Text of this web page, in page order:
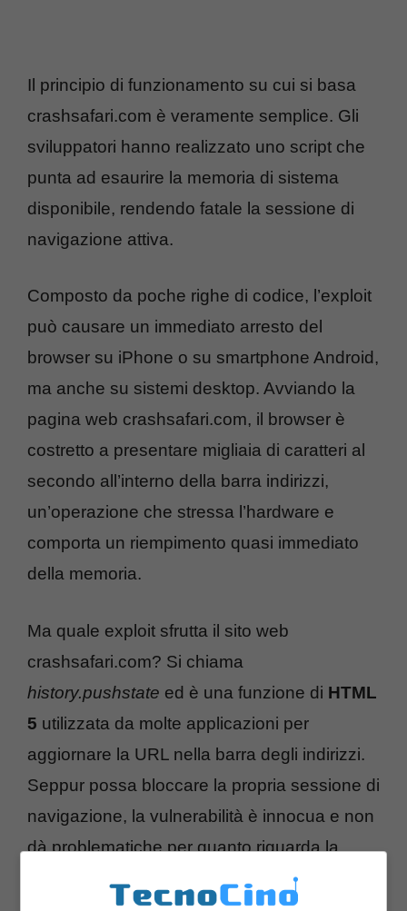
Il principio di funzionamento su cui si basa
crashsafari.com è veramente semplice. Gli
sviluppatori hanno realizzato uno script che
punta ad esaurire la memoria di sistema
disponibile, rendendo fatale la sessione di
navigazione attiva.
Composto da poche righe di codice, l’exploit
può causare un immediato arresto del
browser su iPhone o su smartphone Android,
ma anche su sistemi desktop. Avviando la
pagina web crashsafari.com, il browser è
costretto a presentare migliaia di caratteri al
secondo all’interno della barra indirizzi,
un’operazione che stressa l’hardware e
comporta un riempimento quasi immediato
della memoria.
Ma quale exploit sfrutta il sito web
crashsafari.com? Si chiama
history.pushstate ed è una funzione di HTML
5 utilizzata da molte applicazioni per
aggiornare la URL nella barra degli indirizzi.
Seppur possa bloccare la propria sessione di
navigazione, la vulnerabilità è innocua e non
dà problematiche per quanto riguarda la